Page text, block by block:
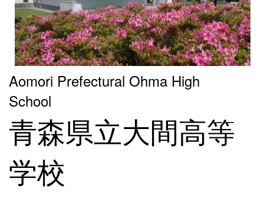
Aomori Prefectural Ohma High
School
青森県立大間高等
学校